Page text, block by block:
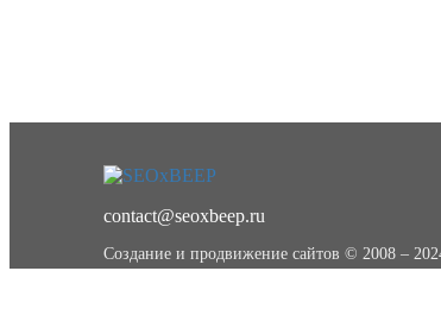
contact@seoxbeep.ru
Создание и продвижение сайтов © 2008 –